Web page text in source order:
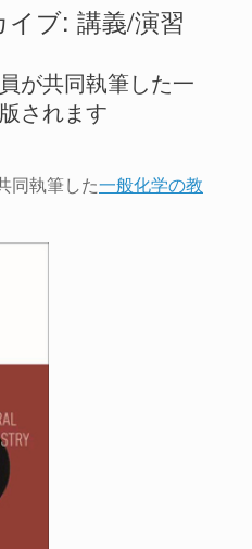
イブ: 講義/演習
が共同執筆した一
されます
同執筆した一般化学の教